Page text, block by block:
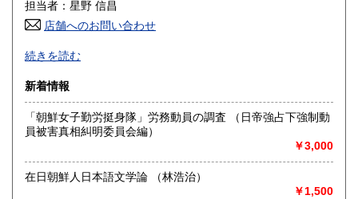
高知県 600円
佐賀県
熊本県 600円 大分県 600円
宮崎県 600円
沖縄県 1,500円
担当者：星野 信昌
店舗へのお問い合わせ
朝鮮・中国の戦前資料を中心に学術書から一般書まで多数
漢方・鍼灸書,易学、囲碁・将棋本、美術書も多数陳列
沿線名：JR/近鉄/地下鉄
最寄駅：鶴橋駅(南へ3分) JRガード下
営業時間：PM1〜PM7 【年末年始休業期間】 2025年12
月30日(火)～ 2026年1月4日(日) 【営業再開日】 2026年1月5
日(月)より、通常営業いたします。 休業期間中も、「日本の
古本屋」他メールでのご注文は受け付けております。
定休日：定休日 毎週水曜日休みます。
続きを読む
新着情報
「朝鮮女子勤労挺身隊」労務動員の調査 （日帝強占下強制動
員被害真相糾明委員会編）
￥3,000
在日朝鮮人日本語文学論 （林浩治）
￥1,500